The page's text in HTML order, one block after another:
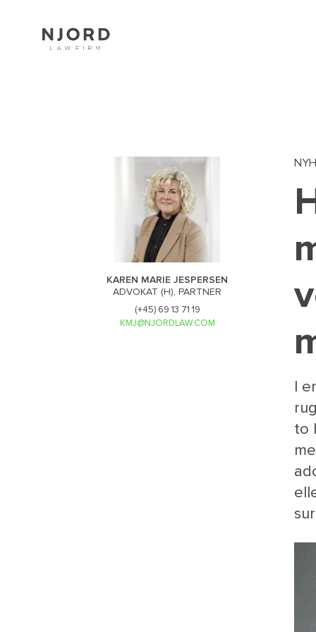
I
to
KAREN MARIE JESPERSEN
ADVOKAT (H), PARTNER
(+45) 69 13 71 19
KMJ@NJORDLAW.COM